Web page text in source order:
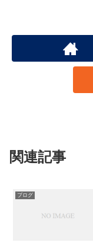
関連記事
ブログ